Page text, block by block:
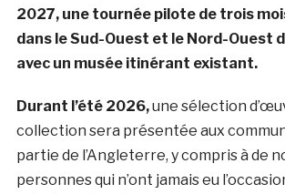
2027, une tournée pilote de trois
dans le Sud-Ouest et le Nord-Ouest
avec un musée itinérant existant.
Durant l’été 2026,une sélection
collection sera présentée aux
partie de l’Angleterre, y compris à de
personnes qui n’ont jamais eu